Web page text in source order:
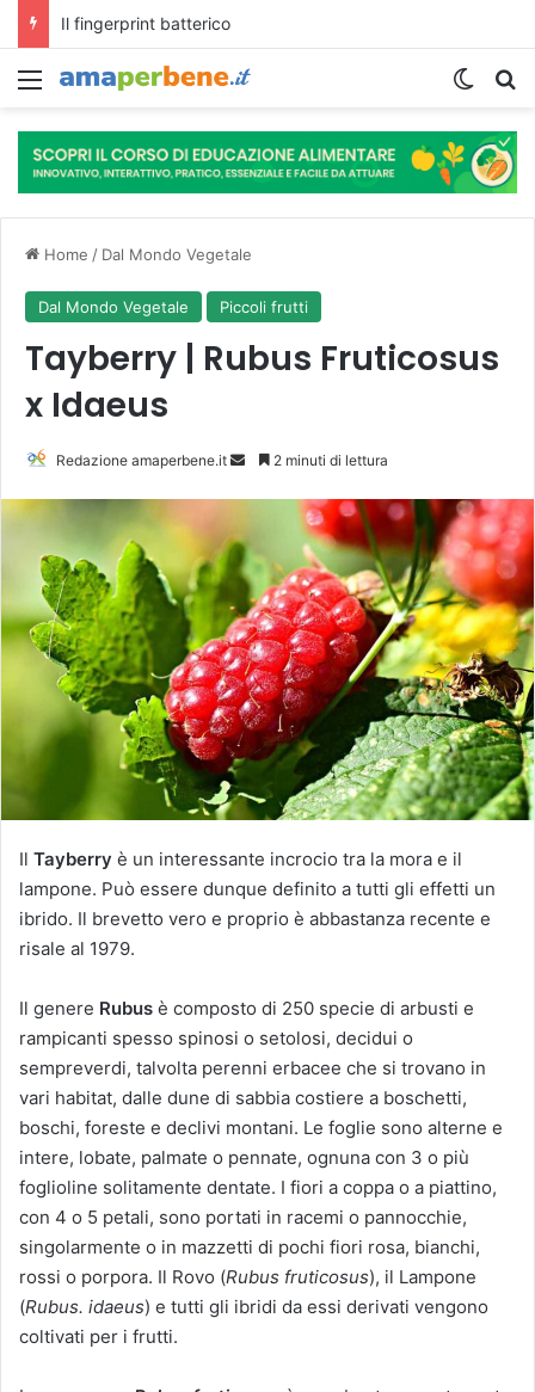
Menu
Home / Dal Mondo Vegetale
Dal Mondo Vegetale Piccoli frutti
Tayberry | Rubus Fruticosus
x Idaeus
Redazione amaperbene.it
i
a
u
n
'
e
m
a
l
2 minuti di lettura
Il Tayberry è un interessante incrocio tra la mora e il
lampone. Può essere dunque definito a tutti gli effetti un
ibrido. Il brevetto vero e proprio è abbastanza recente e
risale al 1979.
Il genere Rubus è composto di 250 specie di arbusti e
rampicanti spesso spinosi o setolosi, decidui o
sempreverdi, talvolta perenni erbacee che si trovano in
vari habitat, dalle dune di sabbia costiere a boschetti,
boschi, foreste e declivi montani. Le foglie sono alterne e
intere, lobate, palmate o pennate, ognuna con 3 o più
foglioline solitamente dentate. I fiori a coppa o a piattino,
con 4 o 5 petali, sono portati in racemi o pannocchie,
singolarmente o in mazzetti di pochi fiori rosa, bianchi,
rossi o porpora. Il Rovo (Rubus fruticosus), il Lampone
(Rubus. idaeus) e tutti gli ibridi da essi derivati vengono
coltivati per i frutti.